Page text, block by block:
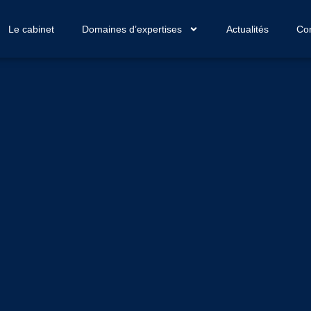
Le cabinet Domaines d’expertises Actualités